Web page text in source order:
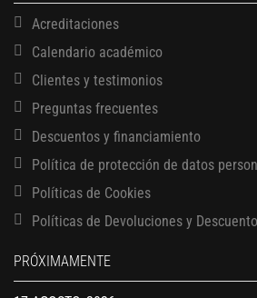
Acreditaciones
Calendario académico
Clientes y testimonios
Preguntas frecuentes
Descuentos y financiamiento
Política de protección de datos
Políticas de Cookies
Políticas de Devoluciones y
PRÓXIMAMENTE
13 AGOSTO, 2026
Finanzas para no financieros
17 AGOSTO, 2026
Gerencia de empresas familiares
17 AGOSTO, 2026
17 AGOSTO, 2026
Maestría en finanzas